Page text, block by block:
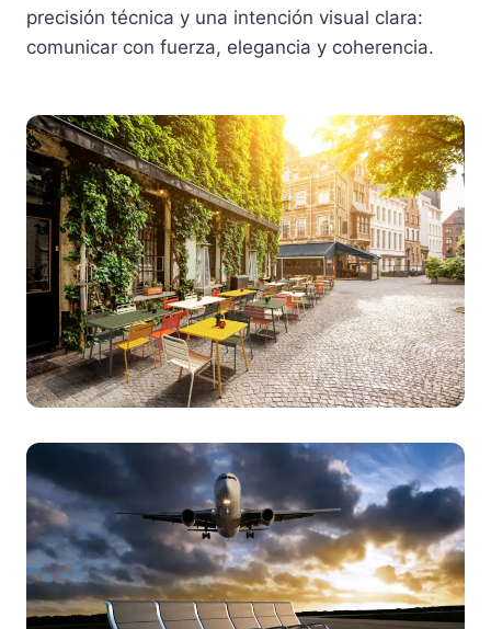
precisión técnica y una intención visual clara:
comunicar con fuerza, elegancia y coherencia.